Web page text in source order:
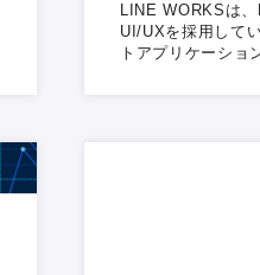
LINE WORKSは
UI/UXを採用して
トアプリケーショ